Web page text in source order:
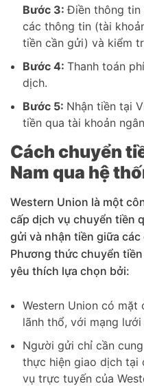
Bước 3:Điền thông tin
các thông tin (tài
tiền cần gửi) và kiểm
Bước 4: Thanh toán
dịch.
Bước 5: Nhận tiền tại
tiền qua tài khoản
Cách chuyển
Nam qua hệ
Western Union là một
cấp dịch vụ chuyển tiền
gửi và nhận tiền giữa
Phương thức chuyển
yêu thích lựa chọn bởi:
Western Union có
lãnh thổ, với mạng
Người gửi chỉ cần
thực hiện giao dịch tại
vụ trực tuyến của